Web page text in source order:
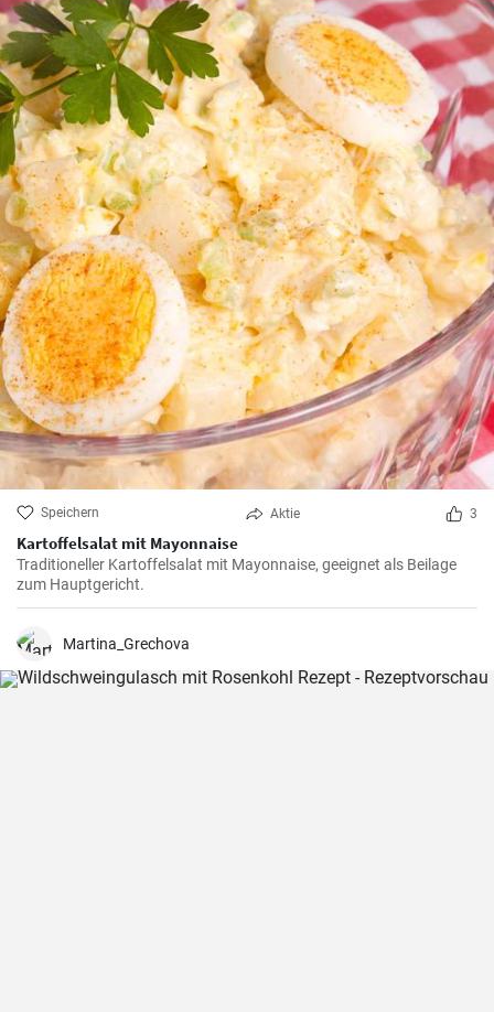
Speichern Aktie 3
Kartoffelsalat mit Mayonnaise
Traditioneller Kartoffelsalat mit Mayonnaise, geeignet als Beilage
zum Hauptgericht.
Martina_Grechova